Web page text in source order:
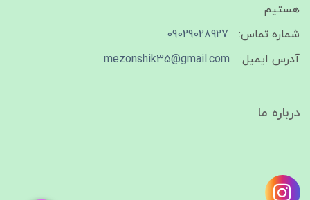
هستیم
شماره تماس:
09029028927
آدرس ایمیل:
mezonshik35@gmail.com
درباره ما